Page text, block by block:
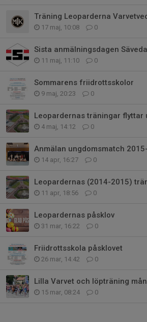
Träning Leoparderna
17 maj, 10:08 0
11 maj, 11:10 0
Sommarens friidrottsskolor
9 maj, 20:23 0
Leopardernas träningar flyttar
4 maj, 14:12 0
Anmälan ungdomsmatch
14 apr, 16:27 0
Leopardernas (2014-2015)
11 apr, 18:56 0
Leopardernas påsklov
31 mar, 16:22 0
Friidrottsskola påsklovet
26 mar, 14:42 0
Lilla Varvet och löpträning
15 mar, 08:24 0